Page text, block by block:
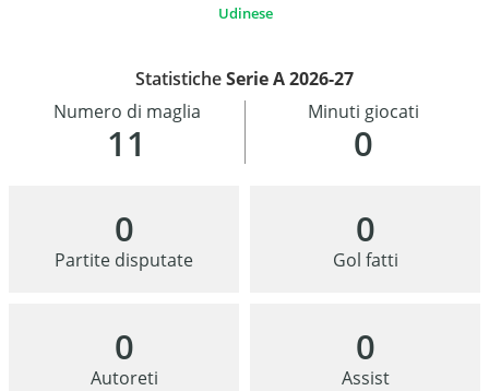
Udinese
StatisticheSerie A 2026-27
11
Numero di maglia
0
Minuti giocati
0
Partite disputate
0
Gol fatti
0
Autoreti
0
Assist